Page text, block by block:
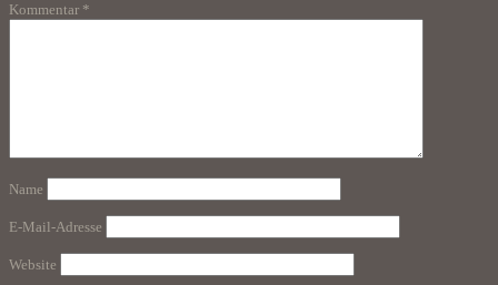
Kommentar *
Name
E-Mail-Adresse
Website